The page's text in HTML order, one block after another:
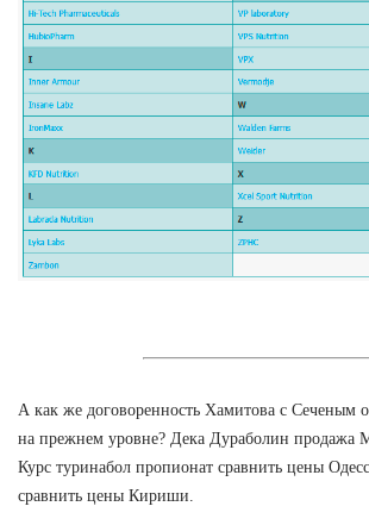
А как же договоренность Хамитова с Сеченым
на прежнем уровне? Дека Дураболин продажа
Курс туринабол пропионат сравнить цены
сравнить цены Кириши.